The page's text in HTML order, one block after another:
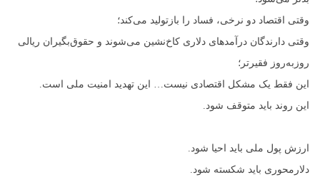
وقتی اقتصاد دو نرخی، فساد را بازتولید می‌کند؛
وقتی دارندگان درآمدهای دلاری کاخ‌نشین می‌شوند و حقوق‌بگیران ریالی
روزبه‌روز فقیرتر؛
این فقط یک مشکل اقتصادی نیست… این تهدید امنیت ملی است.
این روند باید متوقف شود.
ارزش پول ملی باید احیا شود.
دلارمحوری باید شکسته شود.